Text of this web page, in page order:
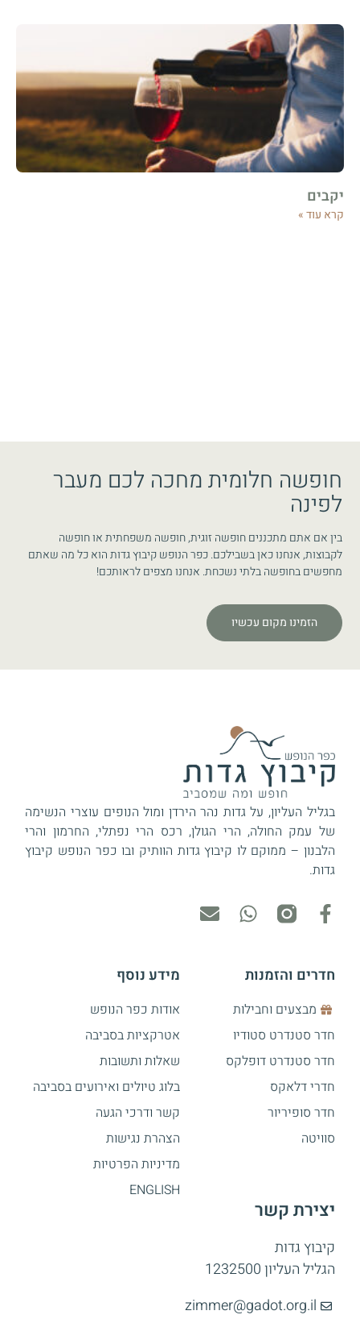
יקבים
קרא עוד »
חופשה חלומית מחכה לכם מעבר
לפינה
בין אם אתם מתכננים חופשה זוגית, חופשה משפחתית או חופשה
לקבוצות, אנחנו כאן בשבילכם. כפר הנופש קיבוץ גדות הוא כל מה שאתם
מחפשים בחופשה בלתי נשכחת. אנחנו מצפים לראותכם!
הזמינו מקום עכשיו
בגליל העליון, על גדות נהר הירדן ומול הנופים עוצרי הנשימה
של עמק החולה, הרי הגולן, רכס הרי נפתלי, החרמון והרי
הלבנון – ממוקם לו קיבוץ גדות הוותיק ובו כפר הנופש קיבוץ
גדות.
חדרים והזמנות
מבצעים וחבילות
חדר סטנדרט סטודיו
חדר סטנדרט דופלקס
חדרי דלאקס
חדר סופיריור
סוויטה
מידע נוסף
אודות כפר הנופש
אטרקציות בסביבה
שאלות ותשובות
בלוג טיולים ואירועים בסביבה
קשר ודרכי הגעה
הצהרת נגישות
מדיניות הפרטיות
ENGLISH
יצירת קשר
קיבוץ גדות
הגליל העליון 1232500
zimmer@gadot.org.il